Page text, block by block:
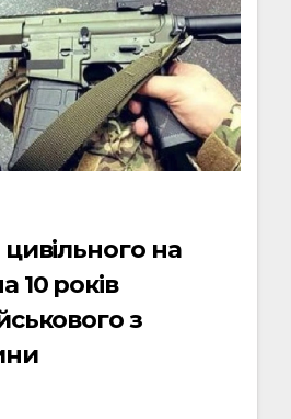
на
10 років
з